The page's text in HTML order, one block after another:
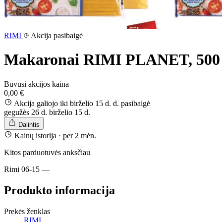
RIMI Akcija pasibaigė
Makaronai RIMI PLANET,
Buvusi akcijos kaina
0,00 €
Akcija galiojo iki birželio 15 d. d. pasibaigė
gegužės 26 d. birželio 15 d.
Dalintis
Kainų istorija · per 2 mėn.
Kitos parduotuvės anksčiau
Rimi 06-15 —
Produkto informacija
Prekės ženklas
RIMI